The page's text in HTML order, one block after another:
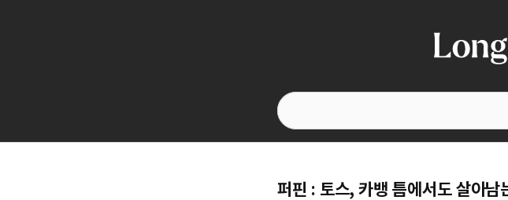
퍼핀 : 토스, 카뱅 틈에서도 살아